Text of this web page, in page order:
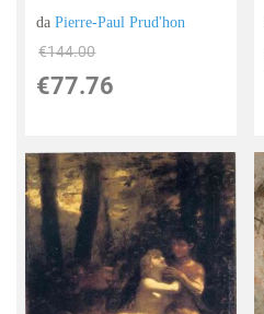
daPierre-Paul Prud'hon
€144.00
€77.76